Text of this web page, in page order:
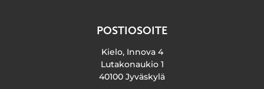
POSTIOSOITE
Kielo, Innova 4
Lutakonaukio 1
40100 Jyväskylä